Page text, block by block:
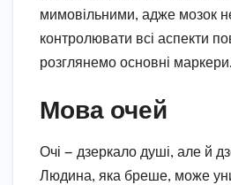
мимовільними, адже мозок
контролювати всі аспекти
розглянемо основні маркери.
Мова очей
Очі — дзеркало душі, але й
Людина, яка бреше, може